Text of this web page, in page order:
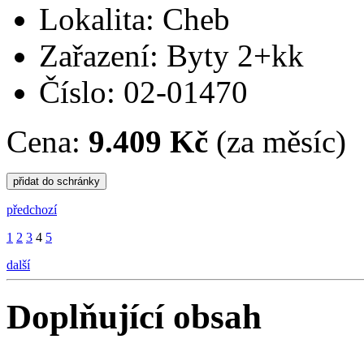
Lokalita: Cheb
Zařazení: Byty 2+kk
Číslo: 02-01470
Cena: 9.409 Kč (za měsíc)
předchozí
1 2 3 4 5
další
Doplňující obsah